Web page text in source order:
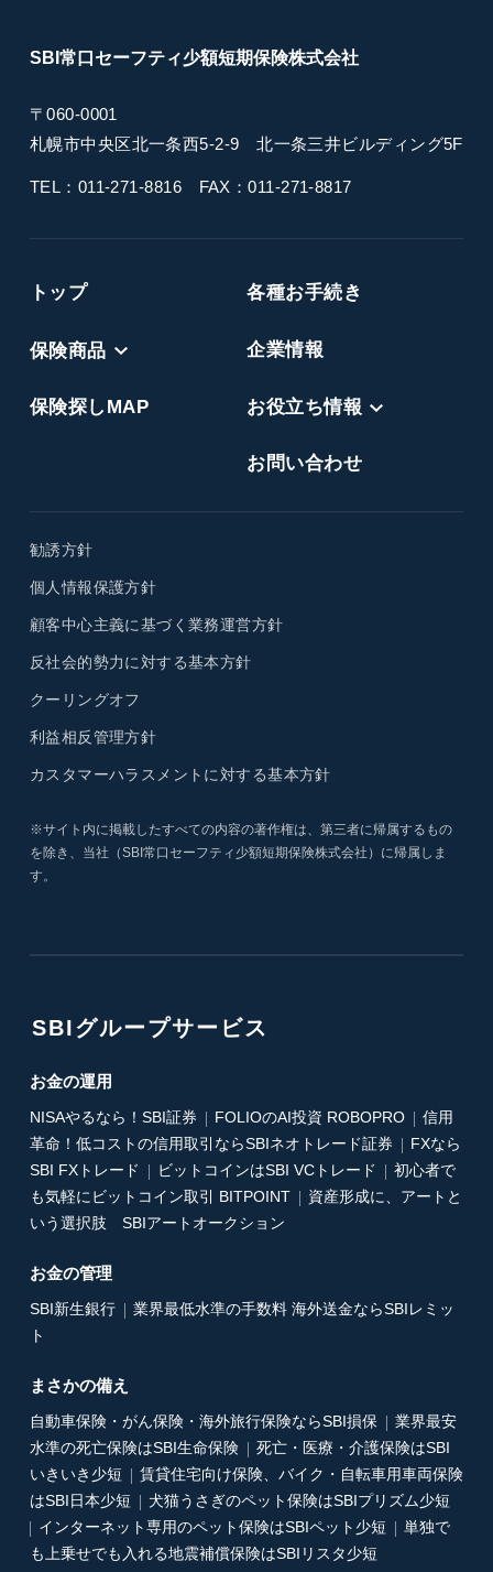
SBI常口セーフティ少額短期保険株式会社
〒060-0001
札幌市中央区北一条西5-2-9北一条三井ビルディング5F
TEL：011-271-8816 FAX：011-271-8817
トップ
保険商品
保険探しMAP
各種お手続き
企業情報
お役立ち情報
お問い合わせ
勧誘方針
個人情報保護方針
顧客中心主義に基づく業務運営方針
反社会的勢力に対する基本方針
クーリングオフ
利益相反管理方針
カスタマーハラスメントに対する基本方針
※サイト内に掲載したすべての内容の著作権は、第三者に帰属するもの
を除き、当社（SBI常口セーフティ少額短期保険株式会社）に帰属しま
す。
SBIグループサービス
お金の運用
NISAやるなら！SBI証券 FOLIOのAI投資 ROBOPRO
信用
革命！低コストの信用取引ならSBIネオトレード証券
FXなら
SBI FXトレード
ビットコインはSBI VCトレード
初心者で
も気軽にビットコイン取引 BITPOINT
資産形成に、アートと
いう選択肢 SBIアートオークション
お金の管理
SBI新生銀行
業界最低水準の手数料 海外送金ならSBIレミッ
ト
まさかの備え
自動車保険・がん保険・海外旅行保険ならSBI損保
業界最安
水準の死亡保険はSBI生命保険
死亡・医療・介護保険はSBI
いきいき少短
賃貸住宅向け保険、バイク・自転車用車両保険
はSBI日本少短
犬猫うさぎのペット保険はSBIプリズム少短
インターネット専用のペット保険はSBIペット少短
単独で
も上乗せでも入れる地震補償保険はSBIリスタ少短